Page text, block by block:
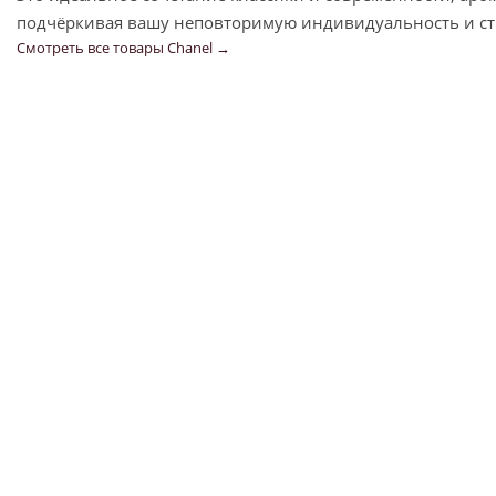
подчёркивая вашу неповторимую индивидуальность и
Смотреть все товары Chanel →